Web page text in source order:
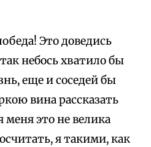
Это доведись
небось хватило бы
еще и соседей бы
вина рассказать
это не велика
я такими, как